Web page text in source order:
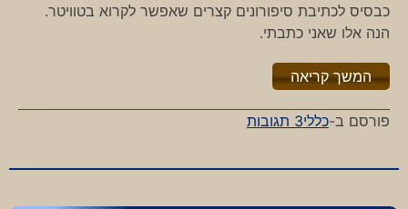
כבסיס לכתיבת סיפורונים קצרים שאפשר לקרוא בטוויטר.
הנה אלו שאני כתבתי.
המשך קריאה"%s"
פורסם ב-כללי3 תגובות
על